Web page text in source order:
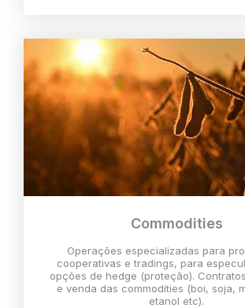
Commodities
Operações especializadas para
cooperativas e tradings, para
opções de hedge (proteção).
e venda das commodities (boi, soja,
etanol etc).